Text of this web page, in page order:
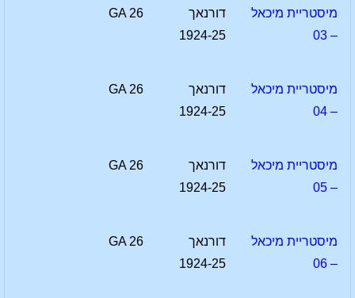
מיסטריית מיכאל
– 03
דורנאך
1924-25
GA 26
מיסטריית מיכאל
– 04
דורנאך
1924-25
GA 26
מיסטריית מיכאל
– 05
דורנאך
1924-25
GA 26
מיסטריית מיכאל
– 06
דורנאך
1924-25
GA 26